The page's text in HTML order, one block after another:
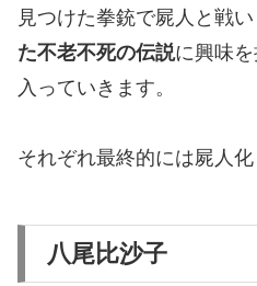
見つけた拳銃で屍人と戦
た不老不死の伝説に興味
入っていきます。
それぞれ最終的には屍人化
八尾比沙子